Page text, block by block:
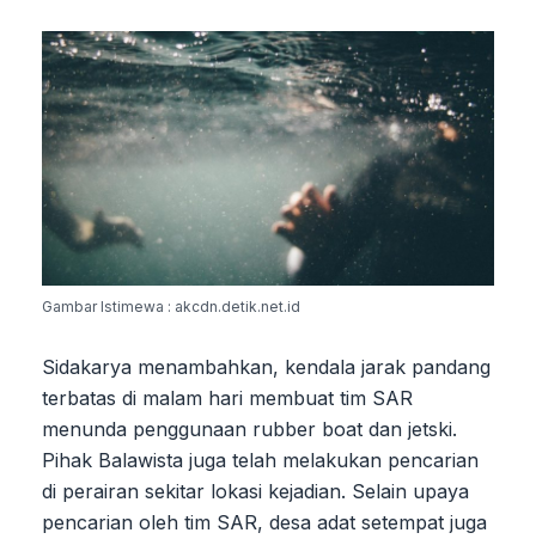
Gambar Istimewa : akcdn.detik.net.id
Sidakarya menambahkan, kendala jarak pandang
terbatas di malam hari membuat tim SAR
menunda penggunaan rubber boat dan jetski.
Pihak Balawista juga telah melakukan pencarian
di perairan sekitar lokasi kejadian. Selain upaya
pencarian oleh tim SAR, desa adat setempat juga